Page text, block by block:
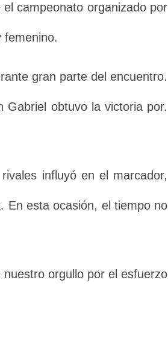
campeonato organizado por
femenino.
gran parte del encuentro.
Gabriel obtuvo la victoria por.
influyó en el marcador,
En esta ocasión, el tiempo no
orgullo por el esfuerzo